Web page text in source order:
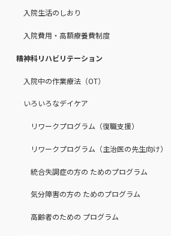
入院生活のしおり
入院費用・高額療養費制度
精神科リハビリテーション
入院中の作業療法（OT）
いろいろなデイケア
リワークプログラム（復職支援）
リワークプログラム（主治医の先生向け）
統合失調症の方の ためのプログラム
気分障害の方の ためのプログラム
高齢者のための プログラム